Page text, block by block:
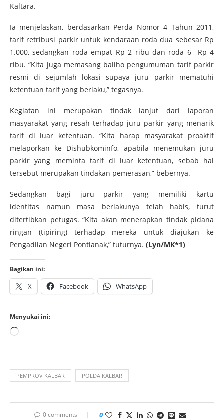
Kaltara.
Ia menjelaskan, berdasarkan Perda Nomor 4 Tahun 2011,
tarif retribusi parkir untuk kendaraan roda dua sebesar Rp
1.000, sedangkan roda empat Rp 2 ribu dan roda 6 Rp 4
ribu. “Kita juga memasang baliho pengumuman tarif parkir
resmi di sejumlah lokasi supaya juru parkir mematuhi
ketentuan tarif yang berlaku,” tegasnya.
Kegiatan ini merupakan tindak lanjut dari laporan
masyarakat yang resah terhadap juru parkir yang menarik
tarif di luar ketentuan. “Kita harap masyarakat proaktif
melaporkan ke Dishubkominfo, apabila menemukan juru
parkir yang meminta tarif di luar ketentuan, sebab hal
tersebut merupakan tindakan pemerasan,” bebernya.
Sedangkan bagi juru parkir yang memiliki kartu
identitas namun masa berlakunya telah habis, turut
ditertibkan petugas. “Kita akan menerapkan tindak pidana
ringan (tipiring) terhadap mereka untuk diajukan ke
Pengadilan Negeri Pontianak,” tuturnya. (Lyn/MK*1)
Bagikan ini:
X Facebook WhatsApp
Menyukai ini:
PEMPROV KALBAR POLDA KALBAR
0 comments 0